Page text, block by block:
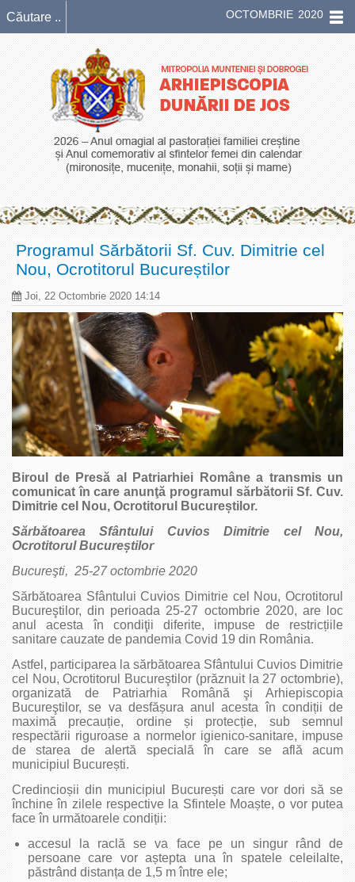
OCTOMBRIE 2020
Programul Sărbătorii Sf. Cuv. Dimitrie cel
Nou, Ocrotitorul Bucureștilor
Joi, 22 Octombrie 2020 14:14
Biroul de Presă al Patriarhiei Române a transmis un
comunicat în care anunţă programul sărbătorii Sf. Cuv.
Dimitrie cel Nou, Ocrotitorul Bucureștilor.
Sărbătoarea Sfântului Cuvios Dimitrie cel Nou,
Ocrotitorul Bucureștilor
Bucureşti, 25-27 octombrie 2020
Sărbătoarea Sfântului Cuvios Dimitrie cel Nou, Ocrotitorul
Bucureştilor, din perioada 25-27 octombrie 2020, are loc
anul acesta în condiţii diferite, impuse de restricțiile
sanitare cauzate de pandemia Covid 19 din România.
Astfel, participarea la sărbătoarea Sfântului Cuvios Dimitrie
cel Nou, Ocrotitorul Bucureştilor (prăznuit la 27 octombrie),
organizată de Patriarhia Română şi Arhiepiscopia
Bucureştilor, se va desfășura anul acesta în condiții de
maximă precauție, ordine și protecție, sub semnul
respectării riguroase a normelor igienico-sanitare, impuse
de starea de alertă specială în care se află acum
municipiul București.
Credincioșii din municipiul București care vor dori să se
închine în zilele respective la Sfintele Moaște, o vor putea
face în următoarele condiții:
accesul la raclă se va face pe un singur rând de
persoane care vor aștepta una în spatele celeilalte,
păstrând distanța de 1,5 m între ele;